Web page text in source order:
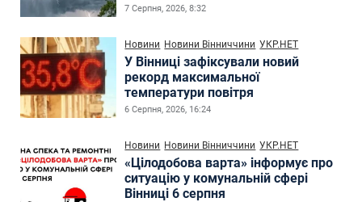
7 Серпня, 2026, 8:32
Новини Новини Вінниччини УКР.НЕТ
У Вінниці зафіксували новий
рекорд максимальної
температури повітря
6 Серпня, 2026, 16:24
Новини Новини Вінниччини УКР.НЕТ
«Цілодобова варта» інформує про
ситуацію у комунальній сфері
Вінниці 6 серпня